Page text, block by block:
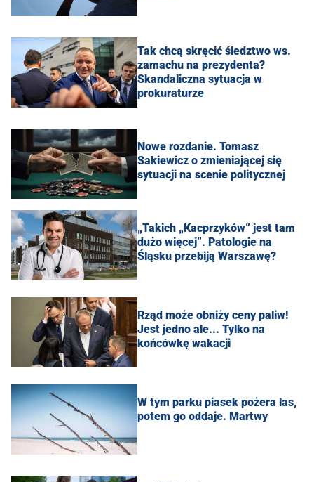
Tak chcą skręcić śledztwo ws.
zamachu na prezydenta?
Skandaliczna sytuacja w
prokuraturze
Nowe rozdanie. Tomasz
Sakiewicz o zmieniającej się
sytuacji na scenie politycznej
„Takich „Kacprzyków” jest tam
dużo więcej”. Patologie na
Śląsku przebiją Warszawę?
Rząd może obniży ceny paliw!
Jest jedno ale... Tylko na
końcówkę wakacji
W tym parku piasek pożera las,
potem go oddaje. Martwy